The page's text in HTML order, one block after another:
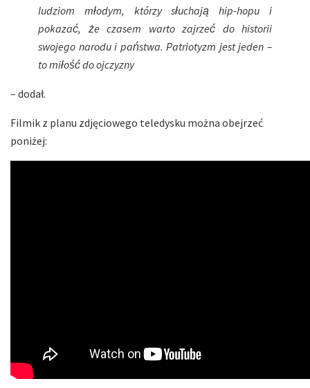
ludziom młodym, którzy słuchają hip-hopu i
pokazać, że czasem warto zajrzeć do historii
swojego narodu i państwa. Patriotyzm jest jeden –
to miłość do ojczyzny
– dodał.
Filmik z planu zdjęciowego teledysku można obejrzeć
poniżej: